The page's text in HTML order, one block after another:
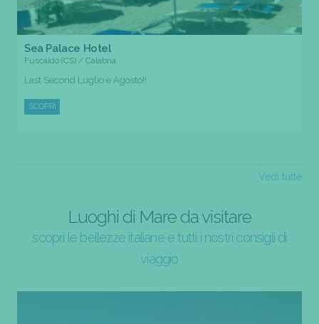
Sea Palace Hotel
Fuscaldo (CS) / Calabria
Last Second Luglio e Agosto!!
SCOPRI
Vedi tutte
Luoghi di Mare da visitare
scopri le bellezze italiane e tutti i nostri consigli di
viaggio